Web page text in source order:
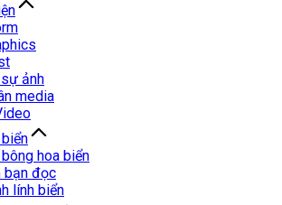
ảnh
media
hoa biển
bạn đọc
lính biển